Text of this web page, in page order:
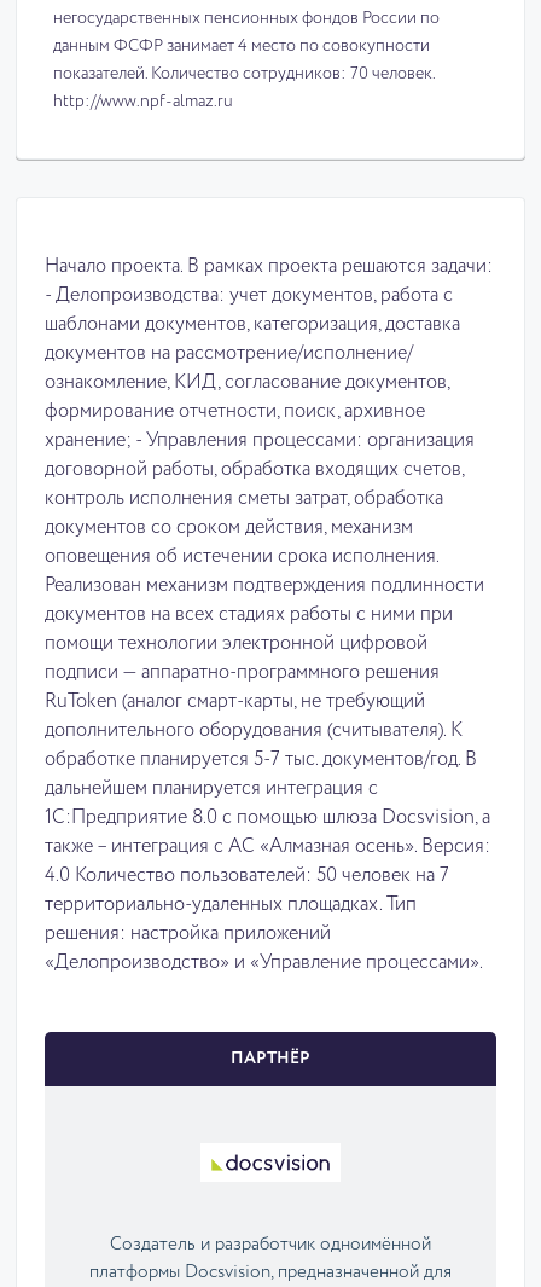
негосударственных пенсионных фондов России по
данным ФСФР занимает 4 место по совокупности
показателей. Количество сотрудников: 70 человек.
http://www.npf-almaz.ru
Начало проекта. В рамках проекта решаются задачи:
- Делопроизводства: учет документов, работа с
шаблонами документов, категоризация, доставка
документов на рассмотрение/исполнение/
ознакомление, КИД, согласование документов,
формирование отчетности, поиск, архивное
хранение; - Управления процессами: организация
договорной работы, обработка входящих счетов,
контроль исполнения сметы затрат, обработка
документов со сроком действия, механизм
оповещения об истечении срока исполнения.
Реализован механизм подтверждения подлинности
документов на всех стадиях работы с ними при
помощи технологии электронной цифровой
подписи — аппаратно-программного решения
RuToken (аналог смарт-карты, не требующий
дополнительного оборудования (считывателя). К
обработке планируется 5-7 тыс. документов/год. В
дальнейшем планируется интеграция с
1С:Предприятие 8.0 с помощью шлюза Docsvision, а
также – интеграция с АС «Алмазная осень». Версия:
4.0 Количество пользователей: 50 человек на 7
территориально-удаленных площадках. Тип
решения: настройка приложений
«Делопроизводство» и «Управление процессами».
ПАРТНЁР
Cоздатель и разработчик одноимённой
платформы Docsvision, предназначенной для